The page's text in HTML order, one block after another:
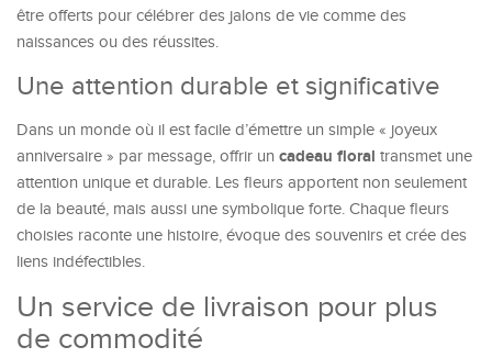
être offerts pour célébrer des jalons de vie comme des
naissances ou des réussites.
Une attention durable et significative
Dans un monde où il est facile d’émettre un simple « joyeux
anniversaire » par message, offrir un cadeau floral transmet une
attention unique et durable. Les fleurs apportent non seulement
de la beauté, mais aussi une symbolique forte. Chaque fleurs
choisies raconte une histoire, évoque des souvenirs et crée des
liens indéfectibles.
Un service de livraison pour plus
de commodité